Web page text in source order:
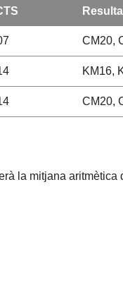
CM20,
KM16,
CM20,
la mitjana aritmètica